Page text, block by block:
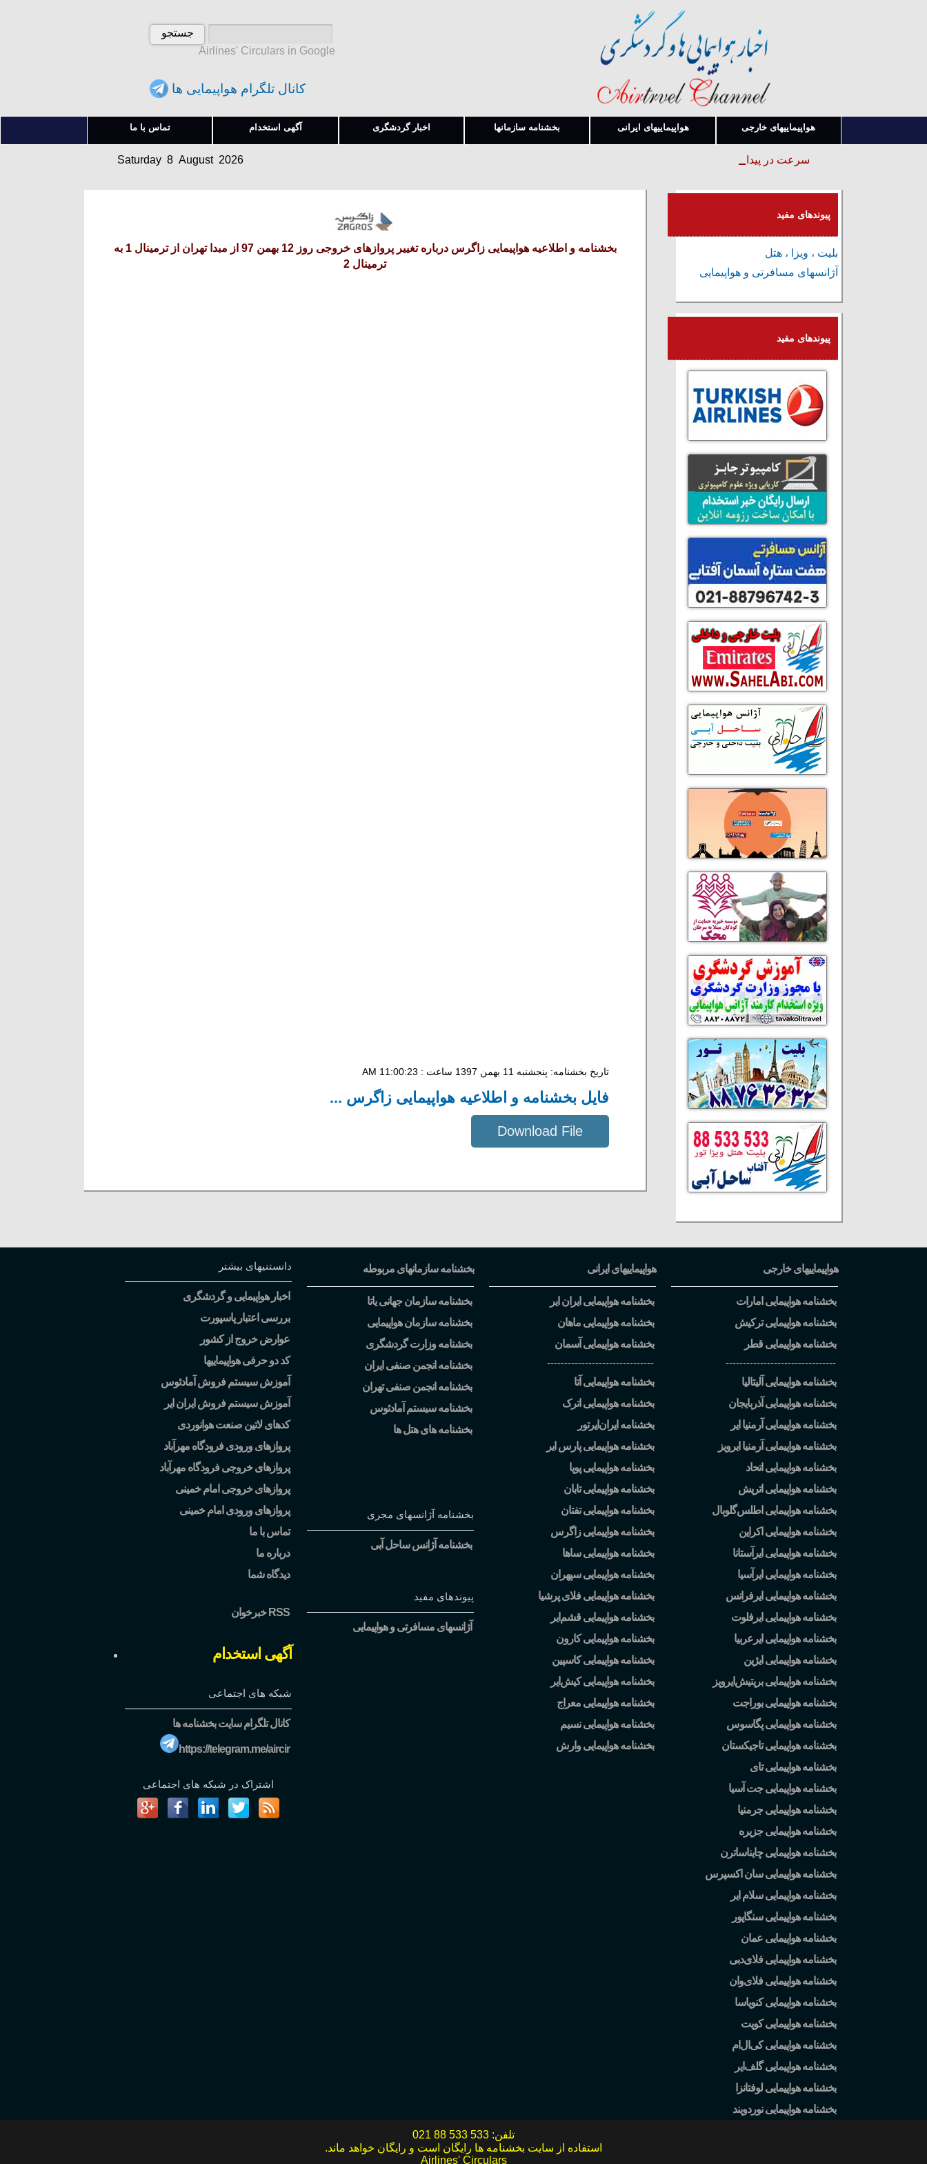
Airlines' Circulars in Google
کانال تلگرام هواپیمایی ها
هواپیماییهای خارجی هواپیماییهای ایرانی بخشنامه سازمانها اخبار گردشگری آگهی استخدام تماس با ما
سرعت در پیدا کردن قوانین و بخشنامه ها
Saturday 8 August 2026
شنبه 17 امرداد 1405
Saturday 8 August 2026
بخشنامه و اطلاعیه هواپیمایی زاگرس درباره تغییر پروازهای خروجی روز 12 بهمن 97 از مبدا تهران از ترمینال 1 به
ترمینال 2
تاریخ بخشنامه: پنجشنبه 11 بهمن 1397 ساعت : 11:00:23 AM
فایل بخشنامه و اطلاعیه هواپیمایی زاگرس ...
Download File
پیوندهای مفید
بلیت ، ویزا ، هتل
آژانسهای مسافرتی و هواپیمایی
پیوندهای مفید
هواپیماییهای خارجی
بخشنامه هواپیمایی امارات
بخشنامه هواپیمایی ترکیش
بخشنامه هواپیمایی قطر
--------------------------------
بخشنامه هواپیمایی آلیتالیا
بخشنامه هواپیمایی آذربایجان
بخشنامه هواپیمایی آرمنیا ایر
بخشنامه هواپیمایی آرمنیا ایرویز
بخشنامه هواپیمایی اتحاد
بخشنامه هواپیمایی اتریش
بخشنامه هواپیمایی اطلسگلوبال
بخشنامه هواپیمایی اکراین
بخشنامه هواپیمایی ایرآستانا
بخشنامه هواپیمایی ایرآسیا
بخشنامه هواپیمایی ایرفرانس
بخشنامه هواپیمایی ایرفلوت
بخشنامه هواپیمایی ایرعربیا
بخشنامه هواپیمایی ایژین
بخشنامه هواپیمایی بریتیشایرویز
بخشنامه هواپیمایی بوراجت
بخشنامه هواپیمایی پگاسوس
بخشنامه هواپیمایی تاجیکستان
بخشنامه هواپیمایی تای
بخشنامه هواپیمایی جت آسیا
بخشنامه هواپیمایی جرمنیا
بخشنامه هواپیمایی جزیره
بخشنامه هواپیمایی چایناساترن
بخشنامه هواپیمایی سان اکسپرس
بخشنامه هواپیمایی سلام ایر
بخشنامه هواپیمایی سنگاپور
بخشنامه هواپیمایی عمان
بخشنامه هواپیمایی فلایدبی
بخشنامه هواپیمایی فلایوان
بخشنامه هواپیمایی کنویاسا
بخشنامه هواپیمایی کویت
بخشنامه هواپیمایی کی الام
بخشنامه هواپیمایی گلفایر
بخشنامه هواپیمایی لوفتانزا
بخشنامه هواپیمایی نوردویند
هواپیماییهای ایرانی
بخشنامه هواپیمایی ایران ایر
بخشنامه هواپیمایی ماهان
بخشنامه هواپیمایی آسمان
-------------------------------
بخشنامه هواپیمایی آتا
بخشنامه هواپیمایی اترک
بخشنامه ایرانایرتور
بخشنامه هواپیمایی پارس ایر
بخشنامه هواپیمایی پویا
بخشنامه هواپیمایی تابان
بخشنامه هواپیمایی تفتان
بخشنامه هواپیمایی زاگرس
بخشنامه هواپیمایی ساها
بخشنامه هواپیمایی سپهران
بخشنامه هواپیمایی فلای پرشیا
بخشنامه هواپیمایی قشمایر
بخشنامه هواپیمایی کارون
بخشنامه هواپیمایی کاسپین
بخشنامه هواپیمایی کیشایر
بخشنامه هواپیمایی معراج
بخشنامه هواپیمایی نسیم
بخشنامه هواپیمایی وارش
بخشنامه سازمانهای مربوطه
بخشنامه سازمان جهانی یاتا
بخشنامه سازمان هواپیمایی
بخشنامه وزارت گردشگری
بخشنامه انجمن صنفی ایران
بخشنامه انجمن صنفی تهران
بخشنامه سیستم آمادئوس
بخشنامه های هتل ها
بخشنامه آژانسهای مجری
بخشنامه آژانس ساحل آبی
پیوندهای مفید
آژانسهای مسافرتی و هواپیمایی
دانستنیهای بیشتر
اخبار هواپیمایی و گردشگری
بررسی اعتبار پاسپورت
عوارض خروج از کشور
کد دو حرفی هواپیماییها
آموزش سیستم فروش آمادئوس
آموزش سیستم فروش ایران ایر
کدهای لاتین صنعت هوانوردی
پروازهای ورودی فرودگاه مهرآباد
پروازهای خروجی فرودگاه مهرآباد
پروازهای خروجی امام خمینی
پروازهای ورودی امام خمینی
تماس با ما
درباره ما
دیدگاه شما
خبرخوان RSS
آگهی استخدام
شبکه های اجتماعی
کانال تلگرام سایت بخشنامه ها
https://telegram.me/aircir
اشتراک در شبکه های اجتماعی
تلفن: 021 88 533 533
استفاده از سایت بخشنامه ها رایگان است و رایگان خواهد ماند.
Airlines' Circulars